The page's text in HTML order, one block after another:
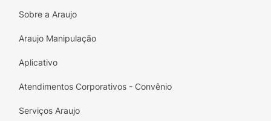
design. Produzido com materiais flexíveis,
leves e de alta durabilidade, ele conta com
um solado antiderrapante para garantir
no fim de semana ou no merecido descanso
em casa.
Sobre a Araujo
Araujo Manipulação
Aplicativo
Atendimentos Corporativos - Convênio
Serviços Araujo